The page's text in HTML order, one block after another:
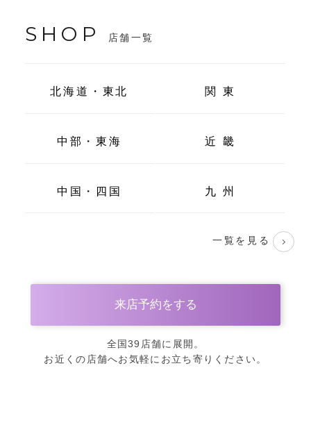
SHOP 店舗一覧
北海道・東北 関 東
中部・東海 近 畿
中国・四国 九 州
一覧を見る
来店予約をする
全国39店舗に展開。
お近くの店舗へお気軽にお立ち寄りください。